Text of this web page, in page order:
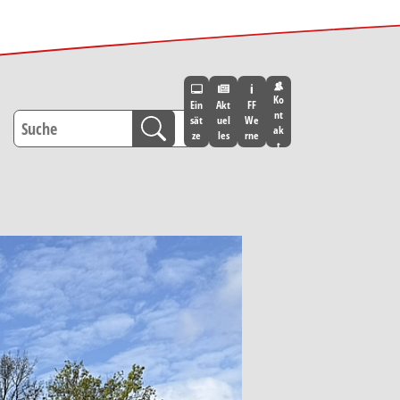
Ein
sät
ze
Akt
uel
les
FF
We
rne
Ko
nt
ak
t